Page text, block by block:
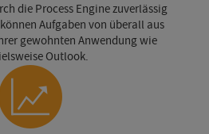
die Process Engine zuverlässig
Aufgaben von überall aus
gewohnten Anwendung wie
Outlook.